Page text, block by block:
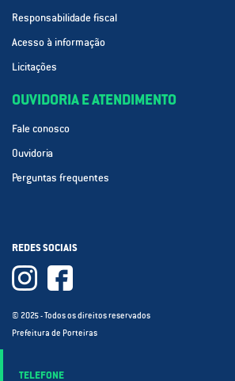
Responsabilidade fiscal
Acesso à informação
Licitações
OUVIDORIA E ATENDIMENTO
Fale conosco
Ouvidoria
Perguntas frequentes
REDES SOCIAIS
© 2025 - Todos os direitos reservados
Prefeitura de Porteiras
TELEFONE